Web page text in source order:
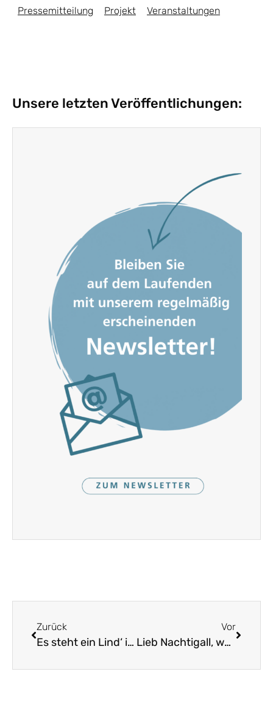
Pressemitteilung Projekt Veranstaltungen
Unsere letzten Veröffentlichungen:
Zurück
Es steht ein Lind‘ im Himmelreich
Vor
Lieb Nachtigall, wach auf